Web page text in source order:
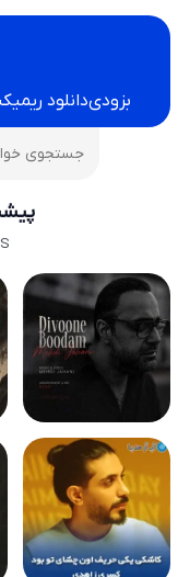
بزودیدانلود